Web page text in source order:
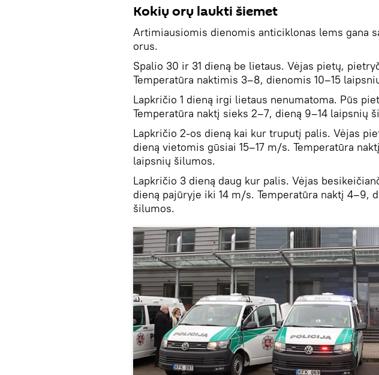
Kokių orų laukti šiemet
Artimiausiomis dienomis anticiklonas lems gana
orus.
Spalio 30 ir 31 dieną be lietaus. Vėjas pietų,
Temperatūra naktimis 3–8, dienomis 10–15
Lapkričio 1 dieną irgi lietaus nenumatoma. Pūs
Temperatūra naktį sieks 2–7, dieną 9–14 laipsnių
Lapkričio 2-os dieną kai kur truputį palis. Vėjas
dieną vietomis gūsiai 15–17 m/s. Temperatūra
laipsnių šilumos.
Lapkričio 3 dieną daug kur palis. Vėjas
dieną pajūryje iki 14 m/s. Temperatūra naktį 4–9,
šilumos.